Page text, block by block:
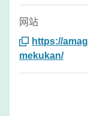
网站
https://
mekukan/